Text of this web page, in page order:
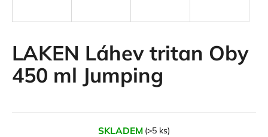
LAKEN Láhev tritan Oby
450 ml Jumping
SKLADEM (>5 ks)
í
t
?